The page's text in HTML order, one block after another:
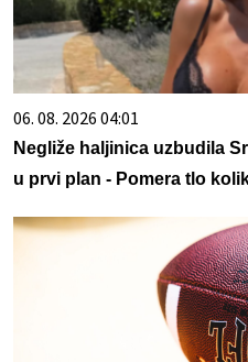
06. 08. 2026 04:01
Negliže haljinica uzbudila
u prvi plan - Pomera tlo